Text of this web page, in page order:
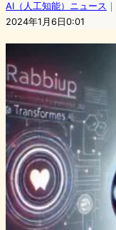
AI（人工知能）ニュース ｜
2024年1月6日0:01